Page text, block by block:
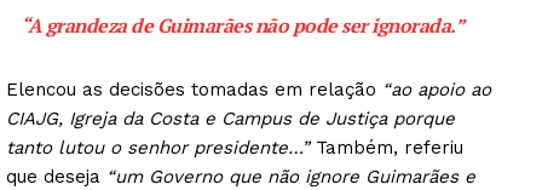
“A grandeza de Guimarães não pode ser ignorada.”
Elencou as decisões tomadas em relação “ao apoio ao
CIAJG, Igreja da Costa e Campus de Justiça porque
tanto lutou o senhor presidente…”Também, referiu
que deseja “um Governo que não ignore Guimarães e